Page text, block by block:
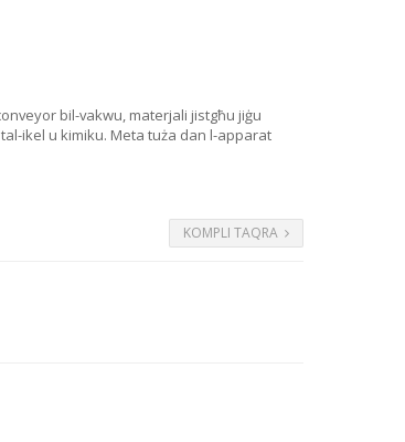
bil-vakwu, materjali jistgħu jiġu
ikel u kimiku. Meta tuża dan l-apparat
KOMPLI TAQRA